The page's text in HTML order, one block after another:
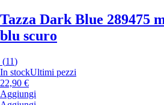
Tazza Dark Blue 289475
blu scuro
(11)
In stockUltimi pezzi
22,90 €
Aggiungi